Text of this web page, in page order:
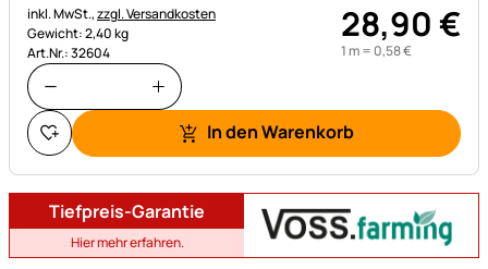
Steuerhinweis:
inkl. MwSt.,zzgl. Versandkosten
Gewicht: 2,40 kg
Art.Nr.: 32604
28,90€
1 m = 0,58€
In den Warenkorb
Tiefpreis-Garantie
Hier mehr erfahren.